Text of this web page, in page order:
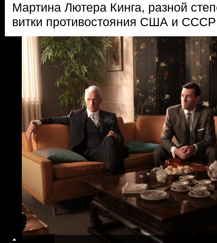
Мартина Лютера Кинга, разной
витки противостояния США и